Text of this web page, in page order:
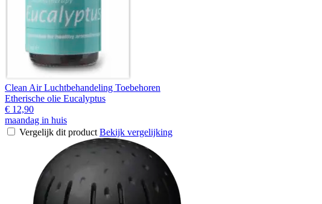
Clean Air Luchtbehandeling Toebehoren
Etherische olie Eucalyptus
€ 12,90
maandag in huis
Vergelijk dit product Bekijk vergelijking